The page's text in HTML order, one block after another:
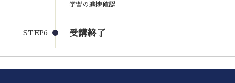
学習の進捗確認
STEP6 受講終了